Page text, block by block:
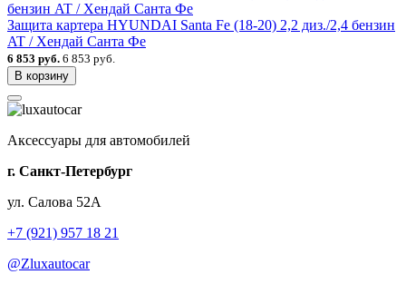
Защита картера HYUNDAI Santa Fe (18-20) 2,2 диз./2,4 бензин
AT / Хендай Санта Фе
6 853 руб. 6 853 руб.
В корзину
Аксессуары для автомобилей
г. Санкт-Петербург
ул. Салова 52А
+7 (921) 957 18 21
@Zluxautocar